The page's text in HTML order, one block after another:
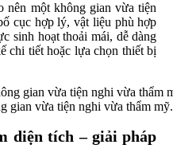
nên một không gian vừa tiện
cục hợp lý, vật liệu phù hợp
sinh hoạt thoải mái, dễ dàng
chi tiết hoặc lựa chọn thiết bị
gian vừa tiện nghi vừa thẩm mỹ.
diện tích – giải pháp